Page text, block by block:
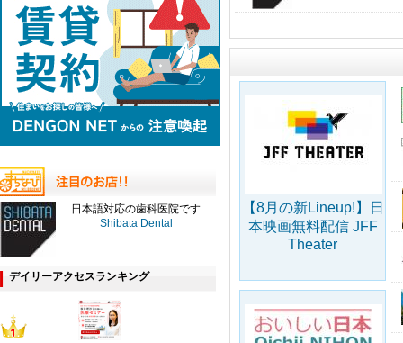
日本語対応の歯科医院です
Shibata Dental
デイリーアクセスランキング
【8月の新Lineup!】日
本映画無料配信 JFF
Theater